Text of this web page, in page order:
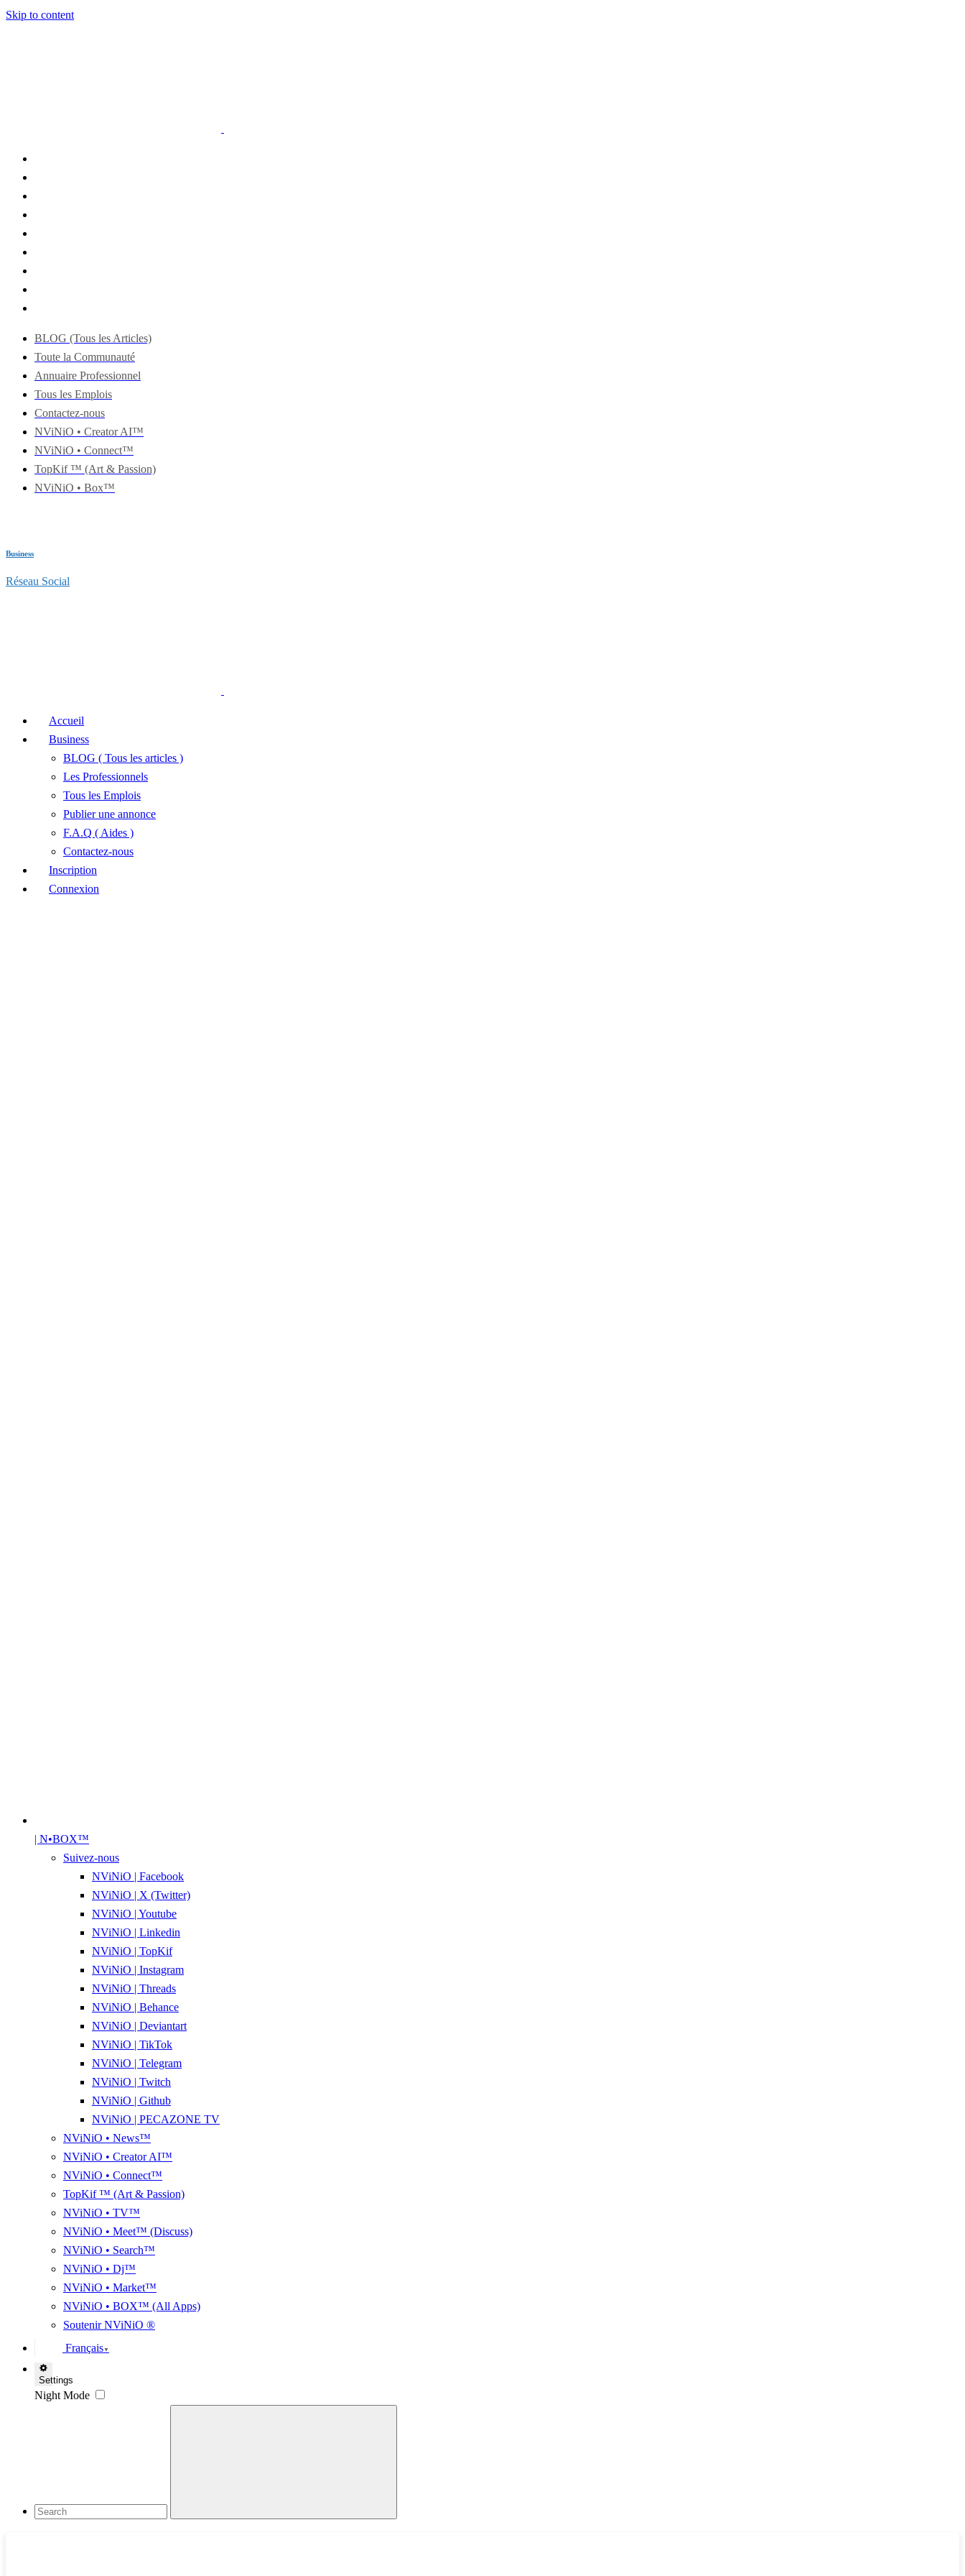
Skip to content
BLOG (Tous les Articles)
Toute la Communauté
Annuaire Professionnel
Tous les Emplois
Contactez-nous
NViNiO • Creator AI™
NViNiO • Connect™
TopKif ™ (Art & Passion)
NViNiO • Box™
Business
Réseau Social
Accueil
Business
BLOG ( Tous les articles )
Les Professionnels
Tous les Emplois
Publier une annonce
F.A.Q ( Aides )
Contactez-nous
Inscription
Connexion
| N•BOX™
Suivez-nous
NViNiO | Facebook
NViNiO | X (Twitter)
NViNiO | Youtube
NViNiO | Linkedin
NViNiO | TopKif
NViNiO | Instagram
NViNiO | Threads
NViNiO | Behance
NViNiO | Deviantart
NViNiO | TikTok
NViNiO | Telegram
NViNiO | Twitch
NViNiO | Github
NViNiO | PECAZONE TV
NViNiO • News™
NViNiO • Creator AI™
NViNiO • Connect™
TopKif ™ (Art & Passion)
NViNiO • TV™
NViNiO • Meet™ (Discuss)
NViNiO • Search™
NViNiO • Dj™
NViNiO • Market™
NViNiO • BOX™ (All Apps)
Soutenir NViNiO ®
Français ▼
Settings
Night Mode